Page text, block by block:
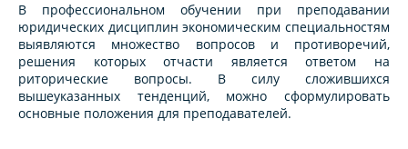
В профессиональном обучении при преподавании
юридических дисциплин экономическим специальностям
выявляются множество вопросов и противоречий,
решения которых отчасти является ответом на
риторические вопросы. В силу сложившихся
вышеуказанных тенденций, можно сформулировать
основные положения для преподавателей.